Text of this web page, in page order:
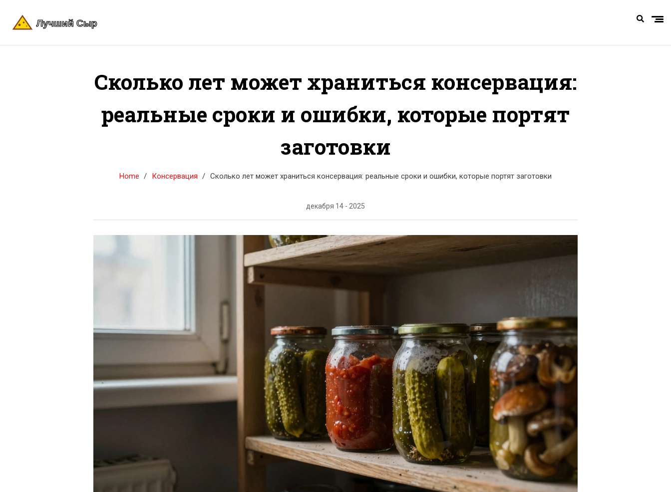
Сколько лет может храниться консервация:
реальные сроки и ошибки, которые портят
заготовки
Home Консервация Сколько лет может храниться консервация: реальные сроки и ошибки, которые портят заготовки
декабря 14 - 2025